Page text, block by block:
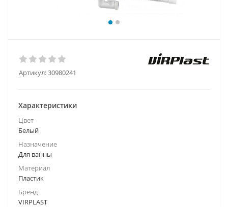
Артикул:30980241
Характеристики
Цвет
Белый
Назначение
Для ванны
Материал
Пластик
Бренд
VIRPLAST